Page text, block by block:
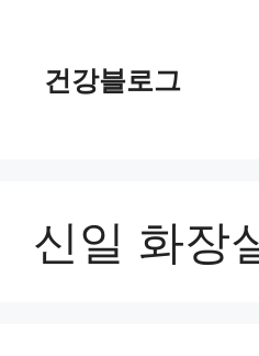
건강블로그
신일 화장